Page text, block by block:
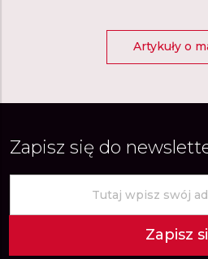
Artykuły o
Zapisz się do
Zapisz